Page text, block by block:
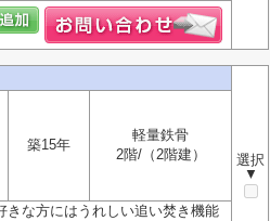
選択
▼
築15年
軽量鉄骨
2階/（2階建）
きな方にはうれしい追い焚き機能